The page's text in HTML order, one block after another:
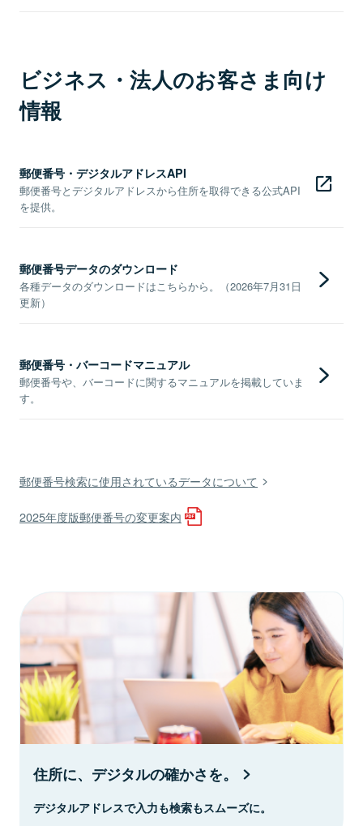
ビジネス・法人のお客さま向け
情報
郵便番号・デジタルアドレスAPI
郵便番号とデジタルアドレスから住所を取得できる公式API
を提供。
郵便番号データのダウンロード
各種データのダウンロードはこちらから。（2026年7月31日
更新）
郵便番号・バーコードマニュアル
郵便番号や、バーコードに関するマニュアルを掲載していま
す。
郵便番号検索に使用されているデータについて
2025年度版郵便番号の変更案内
住所に、デジタルの確かさを。
デジタルアドレスで入力も検索もスムーズに。